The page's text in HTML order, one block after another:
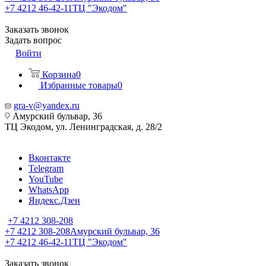
+7 4212 46-42-11ТЦ "Экодом"
Заказать звонок
Задать вопрос
Войти
Корзина0
Избранные товары0
gra-v@yandex.ru
Амурский бульвар, 36
ТЦ Экодом, ул. Ленинградская, д. 28/2
Вконтакте
Telegram
YouTube
WhatsApp
Яндекс.Дзен
+7 4212 308-208
+7 4212 308-208Амурский бульвар, 36
+7 4212 46-42-11ТЦ "Экодом"
Заказать звонок